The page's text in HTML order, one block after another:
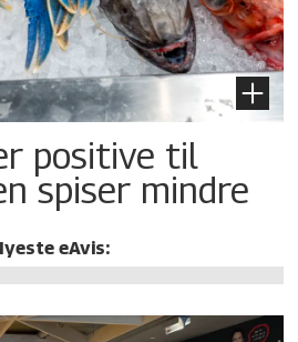
positive til
spiser mindre
eAvis: